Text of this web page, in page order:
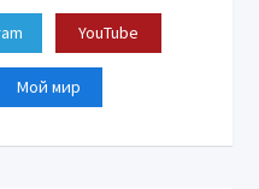
YouTube
Мой мир